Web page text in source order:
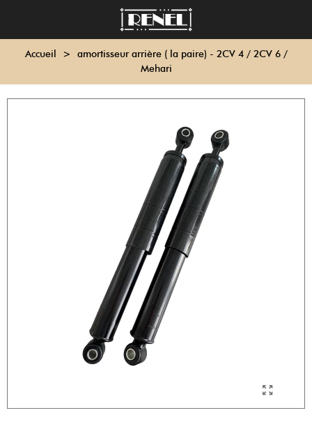
Accueil >
amortisseur arrière ( la paire) - 2CV 4 / 2CV 6 /
Mehari